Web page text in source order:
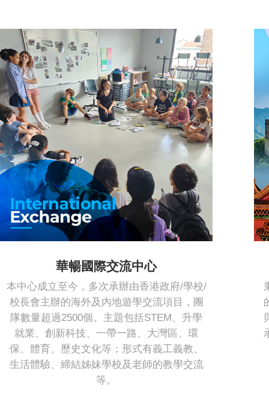
華暢國際交流中心
本中心成立至今，多次承辦由香港政府/學校/
校長會主辦的海外及內地遊學交流項目，團
隊數量超過2500個。主題包括STEM、升學
就業、創新科技、一帶一路、大灣區、環
保、體育、歷史文化等；形式有義工義教、
生活體驗、締結姊妹學校及老師的教學交流
等。